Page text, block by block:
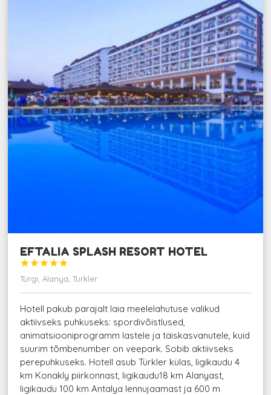
EFTALIA SPLASH RESORT HOTEL





Türgi, Alanya, Turkler
Hotell pakub parajalt laia meelelahutuse valikud
aktiivseks puhkuseks: spordivõistlused,
animatsiooniprogramm lastele ja täiskasvanutele, kuid
suurim tõmbenumber on veepark. Sobib aktiivseks
perepuhkuseks. Hotell asub Türkler külas, ligikaudu 4
km Konakly piirkonnast, ligikaudu18 km Alanyast,
ligikaudu 100 km Antalya lennujaamast ja 600 m